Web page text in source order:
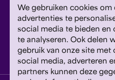
We gebruiken cookies om
advertenties te
social media te bieden en
te analyseren. Ook delen
gebruik van onze site met
social media, adverteren
partners kunnen deze
Google's Privacyverklaring en
van toepassing.
Geef om Philzuid en steun
steun ons